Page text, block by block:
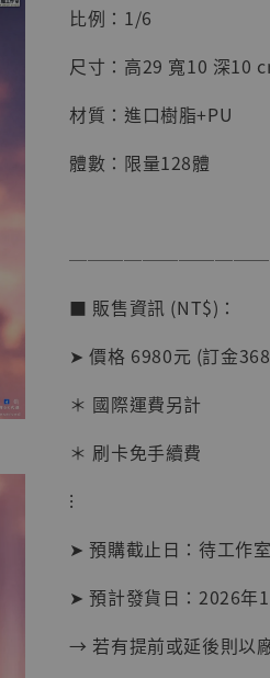
【店內現貨】海
系列蒐藏雕像
克達摩 [7STARS
Studio]
NT$ 1,500
加購優
比例：1/6
尺寸：高29 寬10 深10
材質：進口樹脂+PU
體數：限量128體
■ 販售資訊 (NT$)：
➤ 價格 6980元 (訂金
＊ 國際運費另計
＊ 刷卡免手續費
⁝
➤ 預購截止日：待工作
➤ 預計發貨日：2026年
→ 若有提前或延後則以